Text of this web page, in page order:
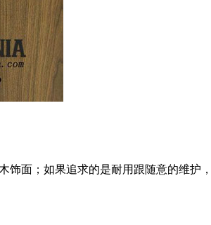
面；如果追求的是耐用跟随意的维护